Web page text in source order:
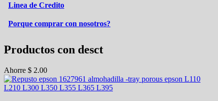
Linea de Credito
Porque comprar con nosotros?
Productos con desct
Ahorre $ 2.00